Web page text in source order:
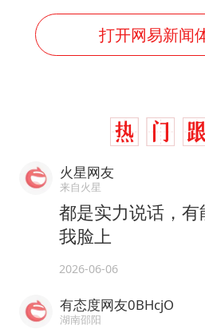
打开网易新闻
火星网友
来自火星
都是实力说话，
我脸上
2026-06-06
有态度网友0BHcjO
湖南邵阳